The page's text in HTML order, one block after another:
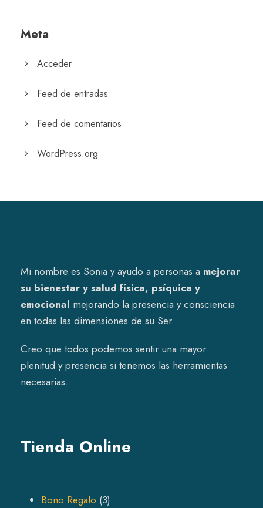
Meta
Acceder
Feed de entradas
Feed de comentarios
WordPress.org
Mi nombre es Sonia y ayudo a personas a mejorar
su bienestar y salud física, psíquica y
emocional mejorando la presencia y consciencia
en todas las dimensiones de su Ser.
Creo que todos podemos sentir una mayor
plenitud y presencia si tenemos las herramientas
necesarias.
Tienda Online
Bono Regalo 33